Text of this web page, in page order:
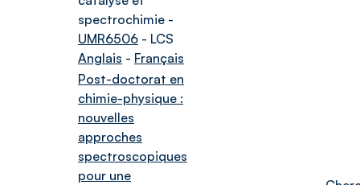
spectrochimie -
UMR6506 - LCS
Anglais - Français
Post-doctorat en
chimie-physique :
nouvelles
approches
spectroscopiques
pour une